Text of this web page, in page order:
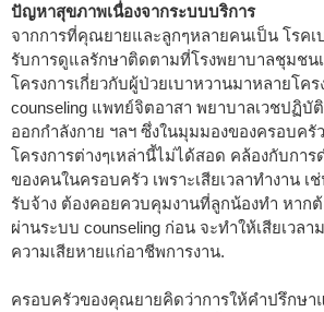
ปัญหาสุขภาพเนื่องจากระบบบริการ
จากการที่คุณยายและลูกๆหลายคนเป็น โรค
รับการดูแลรักษาติดตามที่โรงพยาบาลชุมชน
โครงการเกี่ยวกับผู้ป่วยเบาหวานมาหลายโคร
counseling แพทย์จิตอาสา พยาบาลเวชปฏิบั
ออกกำลังกาย ฯลฯ ซึ่งในมุมมองของครอบค
โครงการต่างๆเหล่านี้ไม่ได้สอด คล้องกับกา
ของคนในครอบครัว เพราะเสียเวลาทำงาน
รับจ้าง ต้องคอยควบคุมงานที่ลูกน้องทำ หาก
ผ่านระบบ counseling ก่อน จะทำให้เสียเวล
ความเสียหายแก่อาชีพการงาน.
ครอบครัวของคุณยายคิดว่าการให้คำปรึกษา